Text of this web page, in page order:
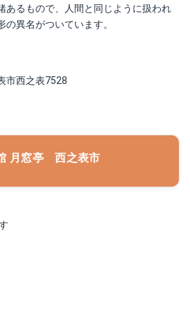
あるもので、人間と同じように扱われ
異名がついています。
市西之表7528
月窓亭 西之表市